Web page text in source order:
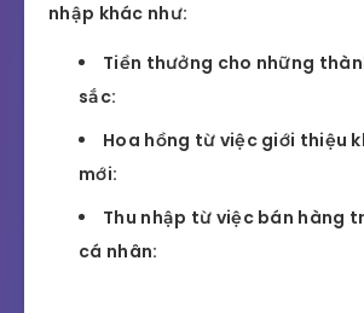
nhập khác như:
Tiền thưởng cho những
sắc:
Hoa hồng từ việc giới thiệu
mới:
Thu nhập từ việc bán hàng
cá nhân: